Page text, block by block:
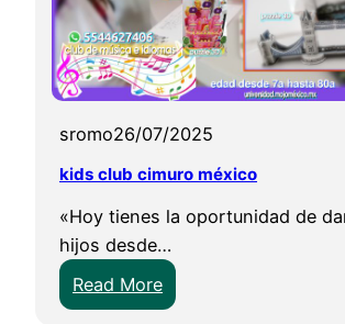
D
t
o
r
n
o
v
t
sromo26/07/2025
kids club cimuro méxico
«Hoy tienes la oportunidad de
hijos desde…
Read More:
k